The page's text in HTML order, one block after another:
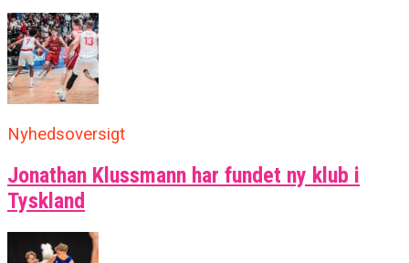
Nyhedsoversigt
Jonathan Klussmann har fundet ny klub i
Tyskland